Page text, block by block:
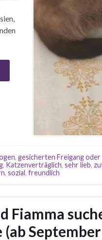
, gesicherten Freigang oder
, Katzenverträglich, sehr lieb,
, sozial, freundlich
Fiamma
(ab